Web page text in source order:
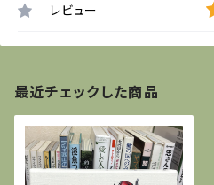
レビュー
最近チェックした商品